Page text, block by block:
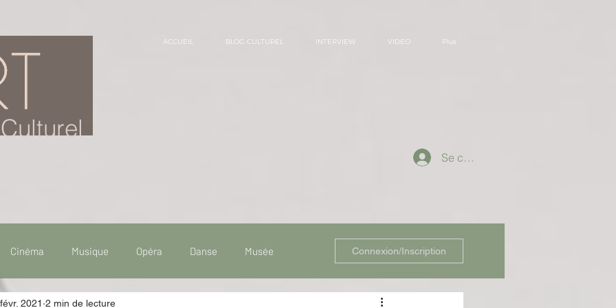
ACCUEIL BLOG CULTUREL INTERVIEW VIDEO Plus
Se connecter
Cinéma Musique Opéra Danse Musée Connexion/Inscription
2021 2 min de lecture